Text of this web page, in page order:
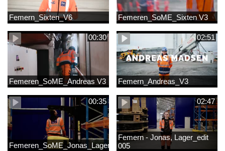
Femern_Sixten_V6 Femeren_SoME_Sixten V3
00:30
Femeren_SoME_Andreas V3
02:51
Femern_Andreas_V3
00:35
Femeren_SoME_Jonas_Lager
02:47
Femern - Jonas, Lager_edit
005